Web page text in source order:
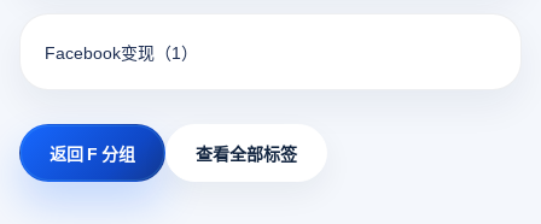
Facebook变现 （1）
返回 F 分组 查看全部标签